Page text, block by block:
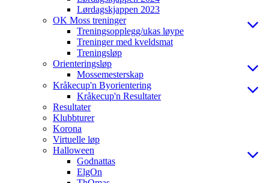
Lørdagskjappen 2023
OK Moss treninger
Treningsopplegg/ukas løype
Treninger med kveldsmat
Treningsløp
Orienteringsløp
Mossemesterskap
Kråkecup'n Byorientering
Kråkecup'n Resultater
Resultater
Klubbturer
Korona
Virtuelle løp
Halloween
Godnattas
ElgOn